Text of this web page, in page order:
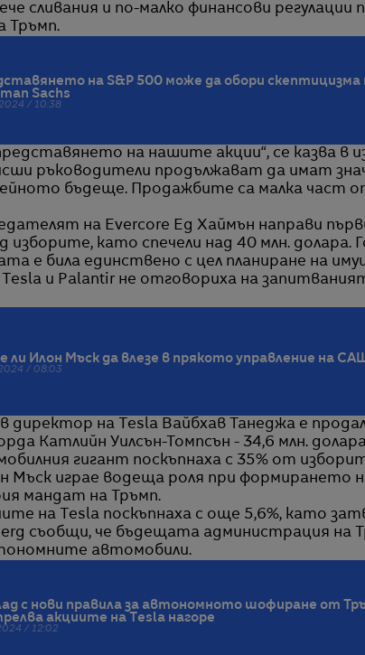
сливания и по-малко финансови регулации
Тръмп.
на S&P 500 може да обори скептицизма
Sachs
/ 10:38
на нашите акции“, се казва в
ръководители продължават да имат
бъдеще. Продажбите са малка част
на Evercore Ед Хаймън направи
изборите, като спечели над 40 млн. долара.
е била единствено с цел планиране на
и Palantir не отговориха на
ли Илон Мъск да влезе в прякото управление на
/ 08:03
директор на Tesla Вайбхав Танеджа е
Катлийн Уилсън-Томпсън - 34,6 млн.
гигант поскъпнаха с 35% от
Мъск играе водеща роля при формирането
мандат на Тръмп.
на Tesla поскъпнаха с още 5,6%, като
съобщи, че бъдещата администрация на
автомобили.
с нови правила за автономното шофиране от
акциите на Tesla нагоре
/ 12:02